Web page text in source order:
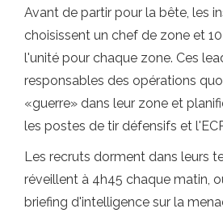
Avant de partir pour la bête, les
choisissent un chef de zone et
l'unité pour chaque zone. Ces
responsables des opérations
«guerre» dans leur zone et
les postes de tir défensifs et
Les recruts dorment dans leurs
réveillent à 4h45 chaque matin,
briefing d'intelligence sur la